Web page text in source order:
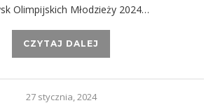
Olimpijskich Młodzieży 2024…
CZYTAJ DALEJ
27 stycznia, 2024